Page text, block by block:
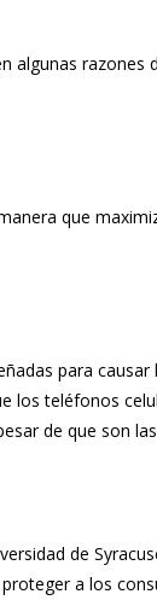
algunas razones
que
para
los teléfonos
de que son
de
a los